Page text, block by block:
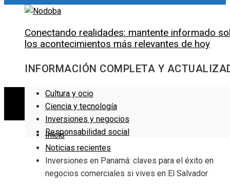
Conectando realidades: mantente informado
los acontecimientos más relevantes de hoy
INFORMACIÓN COMPLETA Y
Cultura y ocio
Ciencia y tecnología
Inversiones y negocios
Responsabilidad social
Inicio
Noticias recientes
Inversiones en Panamá: claves para el éxito en
negocios comerciales si vives en El Salvador